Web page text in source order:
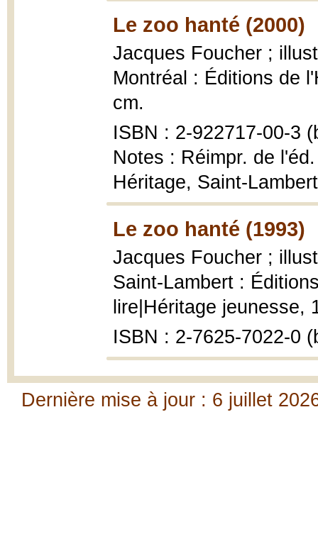
Le zoo hanté (2000)
Jacques Foucher ;
Montréal : Éditions de
cm.
ISBN : 2-922717-00-3
Notes : Réimpr. de
Héritage, Saint-
Le zoo hanté (1993)
Jacques Foucher ;
Saint-Lambert :
lire|Héritage jeunesse,
ISBN : 2-7625-7022-0
Dernière mise à jour : 6 juillet